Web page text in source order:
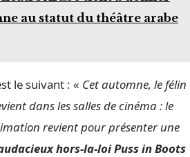
au statut du théâtre arabe
le suivant : « Cet automne, le félin
dans les salles de cinéma : le
revient pour présenter une
hors-la-loi Puss in Boots